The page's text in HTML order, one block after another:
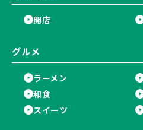
開店
グルメ
ラーメン
和食
スイーツ